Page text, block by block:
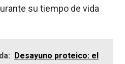
su tiempo de vida
Desayuno proteico: el